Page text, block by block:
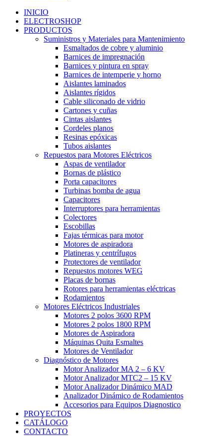
INICIO
ELECTROSHOP
PRODUCTOS
Suministros y Materiales para Mantenimiento
Esmaltados de cobre y aluminio
Barnices de impregnación
Barnices y pintura en spray
Barnices de intemperie y horno
Aislantes laminados
Aislantes rígidos
Cable siliconado de vidrio
Cartones y cuñas
Cintas aislantes
Cordeles planos
Resinas epóxicas
Tubos aislantes
Repuestos para Motores Eléctricos
Aspas de ventilador
Bornas de plástico
Porta capacitores
Turbinas bomba de agua
Capacitores
Interruptores para herramientas
Colectores
Escobillas
Fajas térmicas para motor
Motores de aspiradora
Platineras y centrífugos
Protectores de ventilador
Repuestos motores WEG
Placas de bornas
Rotores para herramientas eléctricas
Rodamientos
Motores Eléctricos Industriales
Motores 2 polos 3600 RPM
Motores 2 polos 1800 RPM
Motores de Aspiradora
Máquinas Quita Esmaltes
Motores de Ventilador
Diagnóstico de Motores
Motor Analizador MA 2 – 6 KV
Motor Analizador MTC2 – 15 KV
Motor Analizador Dinámico MAD
Analizador Dinámico de Rodamientos
Accesorios para Equipos Diagnostico
PROYECTOS
CATÁLOGO
CONTACTO